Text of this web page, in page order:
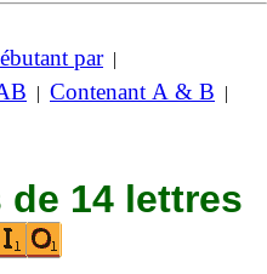
par|
| Contenant A & B |
14 lettres